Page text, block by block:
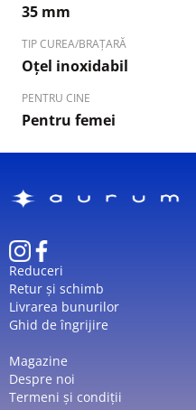
35 mm
TIP CUREA/BRAȚARĂ
Oțel inoxidabil
PENTRU CINE
Pentru femei
Reduceri
Retur și schimb
Livrarea bunurilor
Ghid de îngrijire
Magazine
Despre noi
Termeni și condiții